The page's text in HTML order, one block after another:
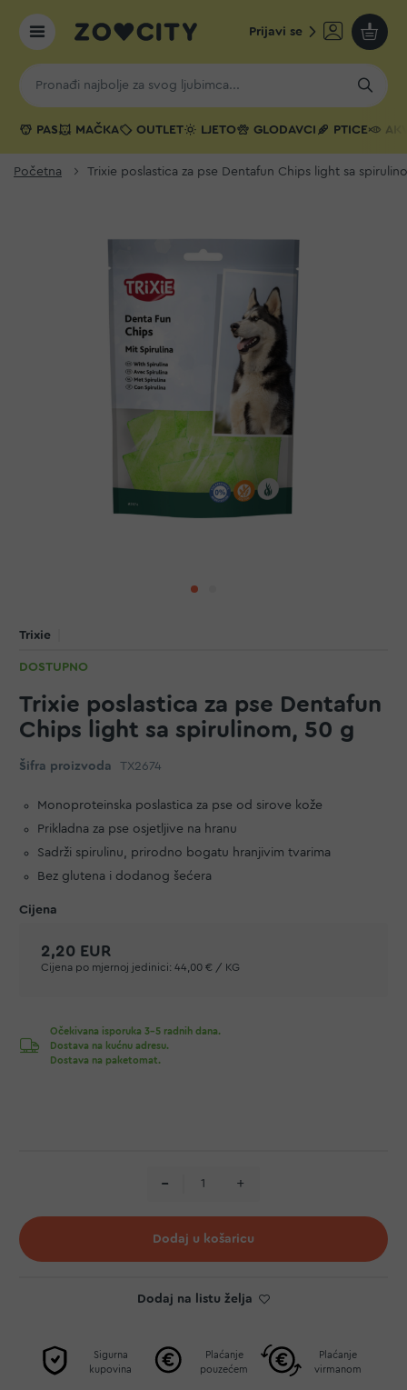
Prijavi se
Moja
PAS MAČKA OUTLET LJETO GLODAVCI PTICE
Početna Trixie poslastica za pse Dentafun Chips light sa
Trixie
DOSTUPNO
Trixie poslastica za pse Dentafun
Chips light sa spirulinom, 50 g
Šifra proizvoda TX2674
Monoproteinska poslastica za pse od sirove kože
Prikladna za pse osjetljive na hranu
Sadrži spirulinu, prirodno bogatu hranjivim tvarima
Bez glutena i dodanog šećera
2,20 EUR
Cijena po mjernoj jedinici: 44,00 € / KG
Očekivana isporuka 3-5 radnih dana.
Dostava na kućnu adresu.
Dostava na paketomat.
Dodaj u košaricu
Dodaj na listu želja
Sigurna
kupovina
Plaćanje
pouzećem
Plaćanje
virmanom